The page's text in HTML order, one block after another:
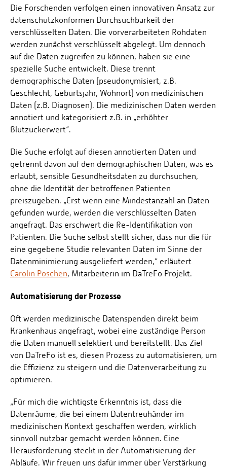
Die Forschenden verfolgen einen innovativen Ansatz zur
datenschutzkonformen Durchsuchbarkeit der
verschlüsselten Daten. Die vorverarbeiteten Rohdaten
werden zunächst verschlüsselt abgelegt. Um dennoch
auf die Daten zugreifen zu können, haben sie eine
spezielle Suche entwickelt. Diese trennt
demographische Daten (pseudonymisiert, z.B.
Geschlecht, Geburtsjahr, Wohnort) von medizinischen
Daten (z.B. Diagnosen). Die medizinischen Daten werden
annotiert und kategorisiert z.B. in „erhöhter
Blutzuckerwert“.
Die Suche erfolgt auf diesen annotierten Daten und
getrennt davon auf den demographischen Daten, was es
erlaubt, sensible Gesundheitsdaten zu durchsuchen,
ohne die Identität der betroffenen Patienten
preiszugeben. „Erst wenn eine Mindestanzahl an Daten
gefunden wurde, werden die verschlüsselten Daten
angefragt. Das erschwert die Re-Identifikation von
Patienten. Die Suche selbst stellt sicher, dass nur die für
eine gegebene Studie relevanten Daten im Sinne der
Datenminimierung ausgeliefert werden,“ erläutert
Carolin Poschen, Mitarbeiterin im DaTreFo Projekt.
Automatisierung der Prozesse
Oft werden medizinische Datenspenden direkt beim
Krankenhaus angefragt, wobei eine zuständige Person
die Daten manuell selektiert und bereitstellt. Das Ziel
von DaTreFo ist es, diesen Prozess zu automatisieren, um
die Effizienz zu steigern und die Datenverarbeitung zu
optimieren.
„Für mich die wichtigste Erkenntnis ist, dass die
Datenräume, die bei einem Datentreuhänder im
medizinischen Kontext geschaffen werden, wirklich
sinnvoll nutzbar gemacht werden können. Eine
Herausforderung steckt in der Automatisierung der
Abläufe. Wir freuen uns dafür immer über Verstärkung